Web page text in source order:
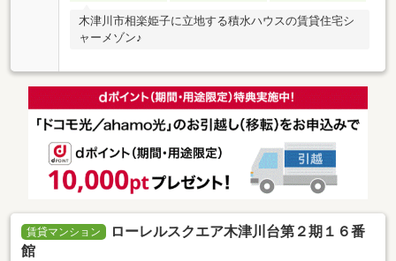
木津川市相楽姫子に立地する積水ハウスの賃貸住宅シ
ャーメゾン♪
賃貸マンション
ローレルスクエア木津川台第２期１６番
館